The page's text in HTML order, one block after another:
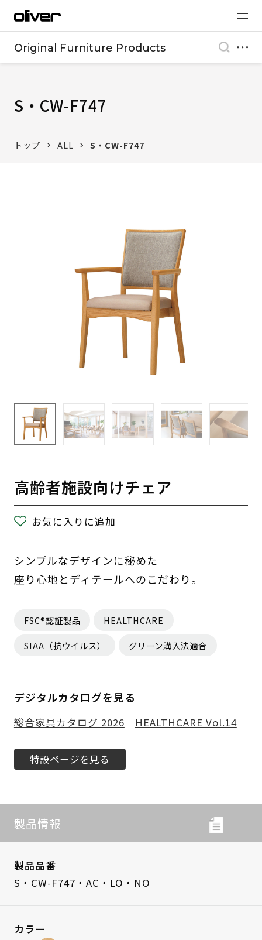
Original Furniture Products
S・CW-F747
トップ ALL S・CW-F747
高齢者施設向けチェア
お気に入りに追加
シンプルなデザインに秘めた
座り心地とディテールへのこだわり。
FSC®認証製品 HEALTHCARE
SIAA（抗ウイルス） グリーン購入法適合
デジタルカタログを見る
総合家具カタログ 2026 HEALTHCARE Vol.14
特設ページを見る
製品情報
製品品番
S・CW-F747・AC・LO・NO
カラー